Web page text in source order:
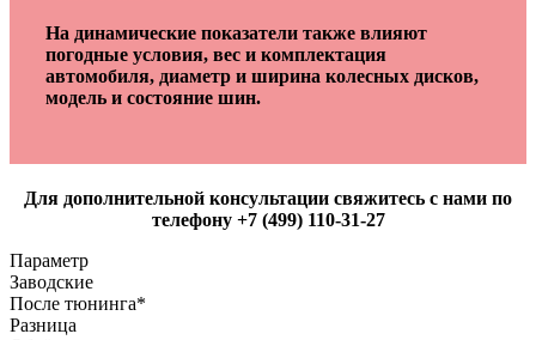
На динамические показатели также влияют
погодные условия, вес и комплектация
автомобиля, диаметр и ширина колесных дисков,
модель и состояние шин.
Для дополнительной консультации свяжитесь с нами по
телефону +7 (499) 110-31-27
Параметр
Заводские
После тюнинга*
Разница